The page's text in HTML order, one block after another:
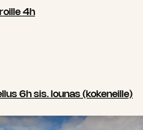
4h
6h sis. lounas (kokeneille)